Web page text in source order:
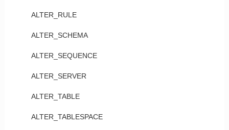
ALTER_RULE
ALTER_SCHEMA
ALTER_SEQUENCE
ALTER_SERVER
ALTER_TABLE
ALTER_TABLESPACE